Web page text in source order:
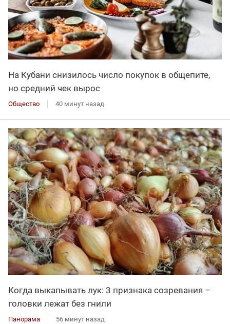
На Кубани снизилось число покупок в общепите,
но средний чек вырос
Общество 40 минут назад
Когда выкапывать лук: 3 признака созревания –
головки лежат без гнили
Панорама 56 минут назад